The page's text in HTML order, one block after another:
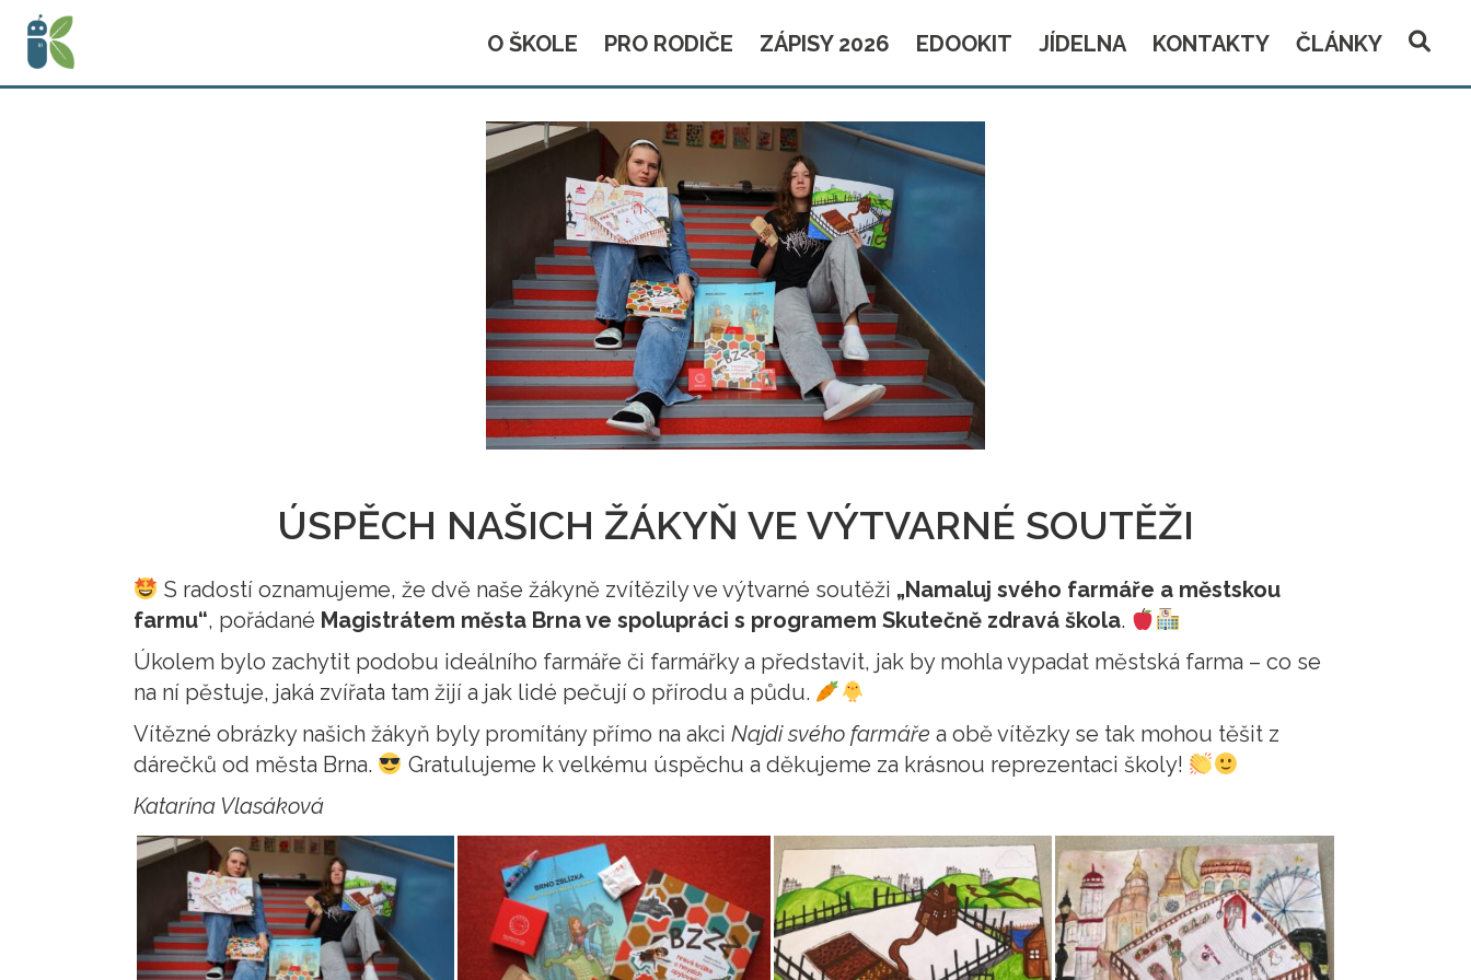
O ŠKOLE PRO RODIČE ZÁPISY 2026 EDOOKIT JÍDELNA KONTAKTY ČLÁNKY
ÚSPĚCH NAŠICH ŽÁKYŇ VE VÝTVARNÉ SOUTĚŽI
S radostí oznamujeme, že dvě naše žákyně zvítězily ve výtvarné soutěži „Namaluj svého farmáře a městskou
farmu“, pořádané Magistrátem města Brna ve spolupráci s programem Skutečně zdravá škola.
Úkolem bylo zachytit podobu ideálního farmáře či farmářky a představit, jak by mohla vypadat městská farma – co se
na ní pěstuje, jaká zvířata tam žijí a jak lidé pečují o přírodu a půdu.
Vítězné obrázky našich žákyň byly promítány přímo na akci Najdi svého farmáře a obě vítězky se tak mohou těšit z
dárečků od města Brna.
Gratulujeme k velkému úspěchu a děkujeme za krásnou reprezentaci školy!
Katarína Vlasáková